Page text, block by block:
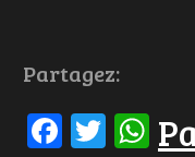
Partagez: